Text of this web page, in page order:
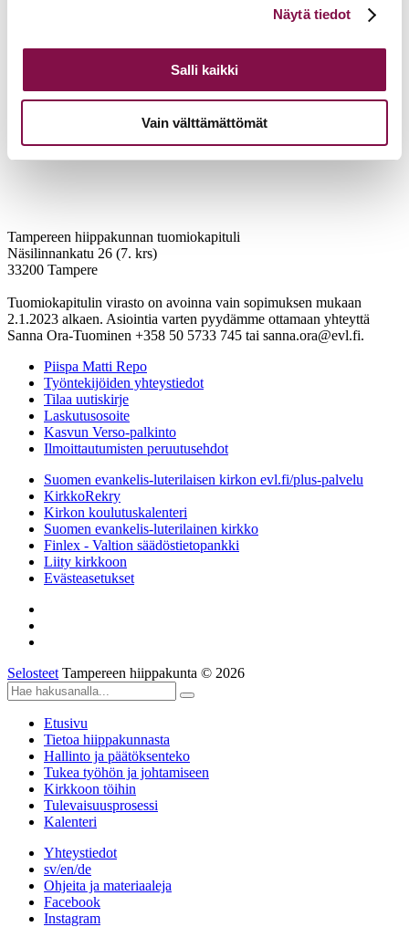
linkistä.
Näytä tiedot
Salli kaikki
Vain välttämättömät
Tampereen hiippakunnan tuomiokapituli
Näsilinnankatu 26 (7. krs)
33200 Tampere
Tuomiokapitulin virasto on avoinna vain sopimuksen mukaan
2.1.2023 alkaen. Asiointia varten pyydämme ottamaan yhteyttä
Sanna Ora-Tuominen +358 50 5733 745 tai sanna.ora@evl.fi.
Piispa Matti Repo
Työntekijöiden yhteystiedot
Tilaa uutiskirje
Laskutusosoite
Kasvun Verso-palkinto
Ilmoittautumisten peruutusehdot
Suomen evankelis-luterilaisen kirkon evl.fi/plus-palvelu
KirkkoRekry
Kirkon koulutuskalenteri
Suomen evankelis-luterilainen kirkko
Finlex - Valtion säädöstietopankki
Liity kirkkoon
Evästeasetukset
Selosteet Tampereen hiippakunta © 2026
Etusivu
Tietoa hiippakunnasta
Hallinto ja päätöksenteko
Tukea työhön ja johtamiseen
Kirkkoon töihin
Tulevaisuusprosessi
Kalenteri
Yhteystiedot
sv/en/de
Ohjeita ja materiaaleja
Facebook
Instagram